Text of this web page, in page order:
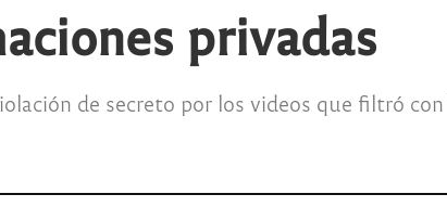
privadas
de secreto por los videos que filtró